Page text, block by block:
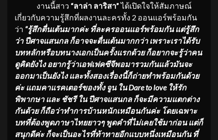
งานนี้สาว “ลาล่า ลาริสา”ได้เปิดใจให้สัมภาษณ์
เกี่ยวกับความรู้สึกที่ผลงานละครทั้ง 2 ออนแอร์พร้อมกัน
ว่า “รู้สึกตื่นเต้นมากค่ะ ที่ละครออนแอร์พร้อมกัน แต่รู้สึก
ว่า ปีศาจแสนกล ก็อาจจะตื่นเต้นมากกว่า เพราะเราได้รับ
บทหลักหรือบทนางเอกเป็นครั้งแรกด้วย ก็อยากจะรู้ว่าคน
ดูคิดยังไง อยากรู้ว่าเอฟเฟคซีจีพอมารวมกันแล้วมันจะ
ออกมาเป็นยังไง และทั้งสองเรื่องนี้ก็ถ่ายทำพร้อมกันด้วย
ค่ะ แถมคาแรคเตอร์ของทั้ง จูน ในDare to love ให้รัก
พิพากษา และ ชัชรี ใน ปีศาจแสนกล ก็จะมีความแตกต่าง
กันด้วย ก็ถือว่าทำการบ้านหนักเหมือนกันค่ะ โดยเฉพาะ
บทที่ต้องพูดภาษาไทยยาวๆ พูดคำที่ไม่เคยใช้มาก่อน แต่ก็
สนุกดีค่ะ ก็จะเป็นอะไรที่ท้าทายอีกแบบหนึ่งเหมือนกัน ที่